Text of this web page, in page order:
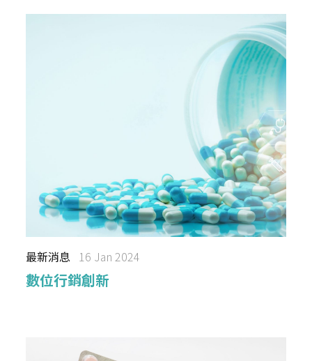
最新消息 16 Jan 2024
數位行銷創新